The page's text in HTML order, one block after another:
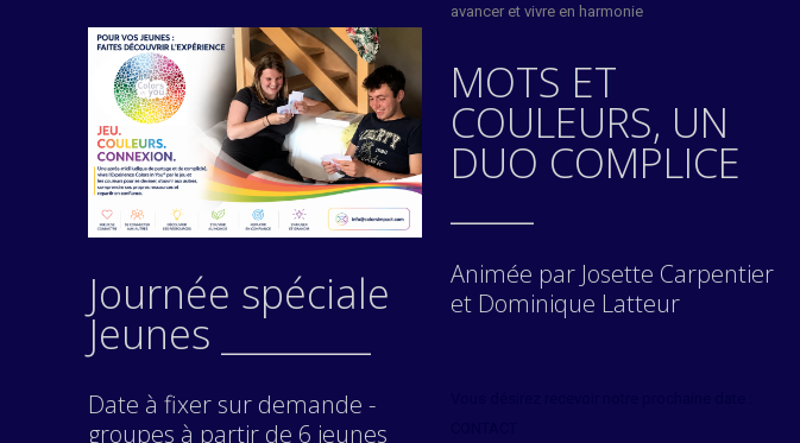
Journée spéciale
Jeunes _________
Date à fixer sur demande -
groupes à partir de 6 jeunes
avancer et vivre en harmonie
MOTS ET
COULEURS, UN
DUO COMPLICE
Animée par Josette Carpentier
et Dominique Latteur